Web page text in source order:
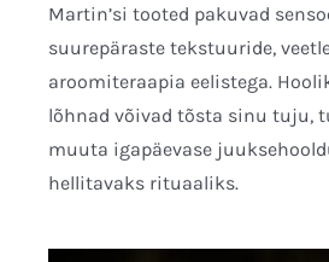
Martin’si tooted pakuvad
suurepäraste tekstuuride,
aroomiteraapia eelistega.
lõhnad võivad tõsta sinu tuju,
muuta igapäevase
hellitavaks rituaaliks.